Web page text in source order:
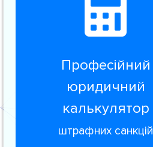
Професійний
юридичний
калькулятор
штрафних санкцій